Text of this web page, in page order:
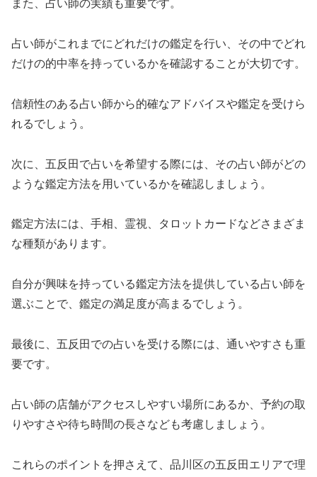
また、占い師の実績も重要です。
占い師がこれまでにどれだけの鑑定を行い、その中でどれ
だけの的中率を持っているかを確認することが大切です。
信頼性のある占い師から的確なアドバイスや鑑定を受けら
れるでしょう。
次に、五反田で占いを希望する際には、その占い師がどの
ような鑑定方法を用いているかを確認しましょう。
鑑定方法には、手相、霊視、タロットカードなどさまざま
な種類があります。
自分が興味を持っている鑑定方法を提供している占い師を
選ぶことで、鑑定の満足度が高まるでしょう。
最後に、五反田での占いを受ける際には、通いやすさも重
要です。
占い師の店舗がアクセスしやすい場所にあるか、予約の取
りやすさや待ち時間の長さなども考慮しましょう。
これらのポイントを押さえて、品川区の五反田エリアで理